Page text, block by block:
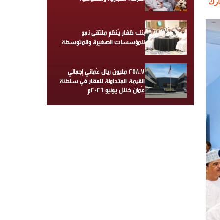
بنك ظفار يُنظم ملتقى نمو
للمؤسسات الصغيرة والمتوسطة
258.7 مليون ريال عُماني إجمالي
القيمة المتداولة للعقار في سلطنة
عُمان خلال يونيو 2026م